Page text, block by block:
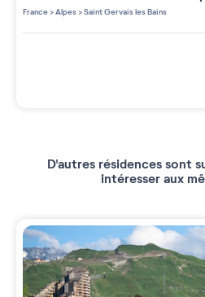
France>Alpes>Saint Gervais les Bains
D'autres résidences sont
intéresser aux